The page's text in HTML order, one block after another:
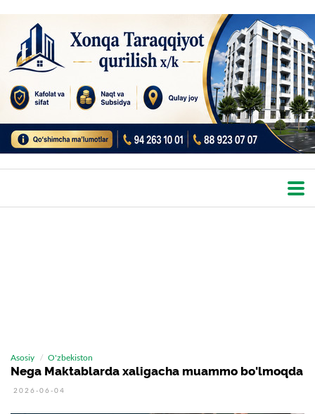
Asosiy O'zbekiston
Nega Maktablarda xaligacha muammo bo'lmoqda
2026-06-04